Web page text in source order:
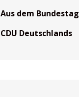
Aus dem Bundestag
CDU Deutschlands